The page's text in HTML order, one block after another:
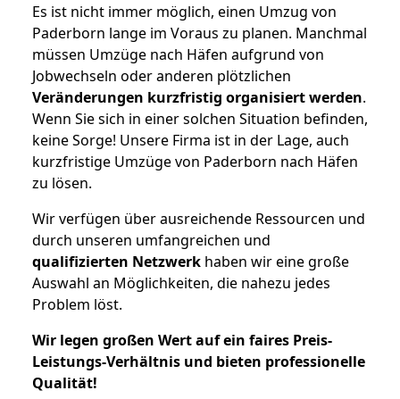
Es ist nicht immer möglich, einen Umzug von
Paderborn lange im Voraus zu planen. Manchmal
müssen Umzüge nach Häfen aufgrund von
Jobwechseln oder anderen plötzlichen
Veränderungen kurzfristig organisiert werden.
Wenn Sie sich in einer solchen Situation befinden,
keine Sorge! Unsere Firma ist in der Lage, auch
kurzfristige Umzüge von Paderborn nach Häfen
zu lösen.
Wir verfügen über ausreichende Ressourcen und
durch unseren umfangreichen und
qualifizierten Netzwerk haben wir eine große
Auswahl an Möglichkeiten, die nahezu jedes
Problem löst.
Wir legen großen Wert auf ein faires Preis-
Leistungs-Verhältnis und bieten professionelle
Qualität!